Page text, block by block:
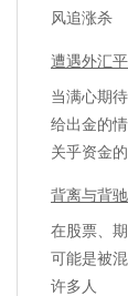
风追涨杀
遭遇外汇
当满心期
给出金的
关乎资金的
背离与背
在股票、
可能是被
许多人